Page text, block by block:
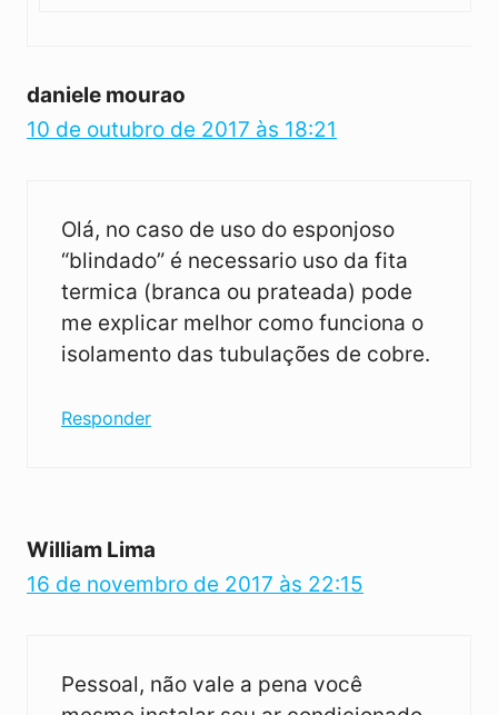
daniele mourao
10 de outubro de 2017 às 18:21
Olá, no caso de uso do esponjoso
“blindado” é necessario uso da fita
termica (branca ou prateada) pode
me explicar melhor como funciona o
isolamento das tubulações de cobre.
Responder
William Lima
16 de novembro de 2017 às 22:15
Pessoal, não vale a pena você